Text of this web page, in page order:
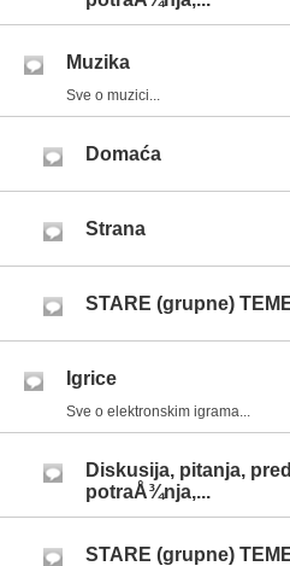
Muzika
Sve o muzici...
Domaća
Strana
STARE (grupne)
Igrice
Sve o elektronskim igrama...
Diskusija, pitanja,
potraÅ¾nja,...
STARE (grupne)